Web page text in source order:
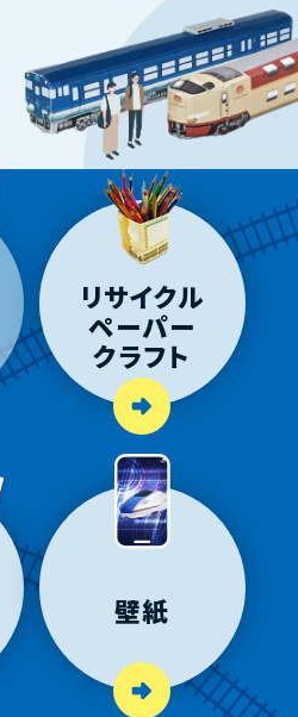
リサイクル
ペーパー
クラフト
壁紙